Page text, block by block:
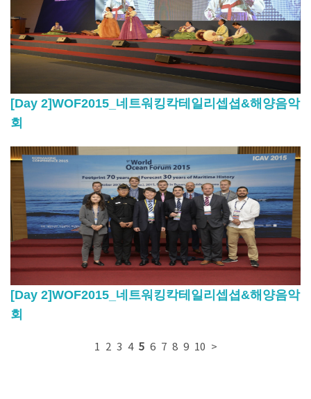
[Day 2]WOF2015_네트워킹칵테일리셉셥&해양음악
회
[Day 2]WOF2015_네트워킹칵테일리셉셥&해양음악
회
1 2 3 4 5 6 7 8 9 10 >